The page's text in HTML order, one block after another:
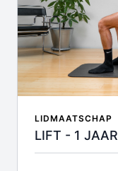
LIDMAATSCHAP
LIFT - 1 JAAR